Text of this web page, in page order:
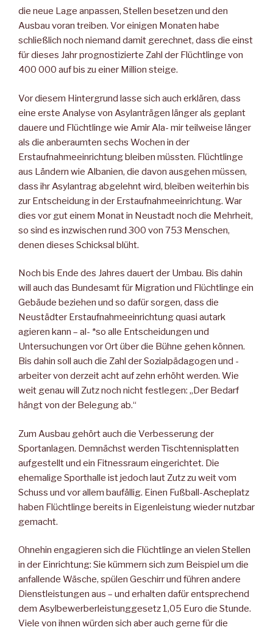
die neue Lage anpassen, Stellen besetzen und den
Ausbau voran treiben. Vor einigen Monaten habe
schließlich noch niemand damit gerechnet, dass die einst
für dieses Jahr prognostizierte Zahl der Flüchtlinge von
400 000 auf bis zu einer Million steige.
Vor diesem Hintergrund lasse sich auch erklären, dass
eine erste Analyse von Asylanträgen länger als geplant
dauere und Flüchtlinge wie Amir Ala- mir teilweise länger
als die anberaumten sechs Wochen in der
Erstaufnahmeeinrichtung bleiben müssten. Flüchtlinge
aus Ländern wie Albanien, die davon ausgehen müssen,
dass ihr Asylantrag abgelehnt wird, bleiben weiterhin bis
zur Entscheidung in der Erstaufnahmeeinrichtung. War
dies vor gut einem Monat in Neustadt noch die Mehrheit,
so sind es inzwischen rund 300 von 753 Menschen,
denen dieses Schicksal blüht.
Noch bis Ende des Jahres dauert der Umbau. Bis dahin
will auch das Bundesamt für Migration und Flüchtlinge ein
Gebäude beziehen und so dafür sorgen, dass die
Neustädter Erstaufnahmeeinrichtung quasi autark
agieren kann – al- *so alle Entscheidungen und
Untersuchungen vor Ort über die Bühne gehen können.
Bis dahin soll auch die Zahl der Sozialpädagogen und -
arbeiter von derzeit acht auf zehn erhöht werden. Wie
weit genau will Zutz noch nicht festlegen: „Der Bedarf
hängt von der Belegung ab.“
Zum Ausbau gehört auch die Verbesserung der
Sportanlagen. Demnächst werden Tischtennisplatten
aufgestellt und ein Fitnessraum eingerichtet. Die
ehemalige Sporthalle ist jedoch laut Zutz zu weit vom
Schuss und vor allem baufällig. Einen Fußball-Ascheplatz
haben Flüchtlinge bereits in Eigenleistung wieder nutzbar
gemacht.
Ohnehin engagieren sich die Flüchtlinge an vielen Stellen
in der Einrichtung: Sie kümmern sich zum Beispiel um die
anfallende Wäsche, spülen Geschirr und führen andere
Dienstleistungen aus – und erhalten dafür entsprechend
dem Asylbewerberleistunggesetz 1,05 Euro die Stunde.
Viele von ihnen würden sich aber auch gerne für die